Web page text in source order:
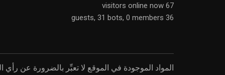
67 visitors online now
36 guests,
31 bots, 0 members
المواد الموجودة في الموقع لا تعبِّر بالضرورة عن رأي